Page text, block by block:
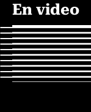
En video